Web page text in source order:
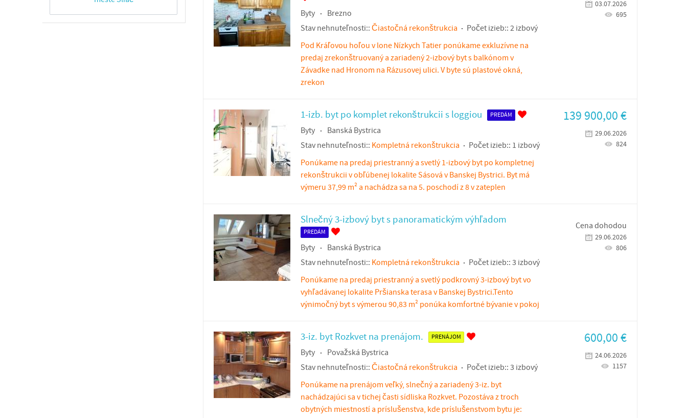
Byty
Brezno
Stav nehnuteľnosti:: Čiastočná rekonštrukcia Počet izieb:: 2 izbový
Pod Kráľovou hoľou v lone Nízkych Tatier ponúkame exkluzívne na
predaj zrekonštruovaný a zariadený 2-izbový byt s balkónom v
Závadke nad Hronom na Rázusovej ulici. V byte sú plastové okná,
zrekon
03.07.2026
695
1-izb. byt po komplet rekonštrukcii s loggiou PREDÁM
Byty
Banská Bystrica
Stav nehnuteľnosti:: Kompletná rekonštrukcia Počet izieb:: 1 izbový
Ponúkame na predaj priestranný a svetlý 1-izbový byt po kompletnej
rekonštrukcii v obľúbenej lokalite Sásová v Banskej Bystrici. Byt má
výmeru 37,99 m² a nachádza sa na 5. poschodí z 8 v zateplen
139 900,00€
29.06.2026
824
Slnečný 3-izbový byt s panoramatickým výhľadom
PREDÁM
Byty
Banská Bystrica
Stav nehnuteľnosti:: Kompletná rekonštrukcia Počet izieb:: 3 izbový
Ponúkame na predaj priestranný a svetlý podkrovný 3-izbový byt vo
vyhľadávanej lokalite Pršianska terasa v Banskej Bystrici.Tento
výnimočný byt s výmerou 90,83 m² ponúka komfortné bývanie v pokoj
Cena dohodou
29.06.2026
806
3-iz. byt Rozkvet na prenájom. PRENÁJOM
Byty
Považská Bystrica
Stav nehnuteľnosti:: Čiastočná rekonštrukcia Počet izieb:: 3 izbový
Ponúkame na prenájom veľký, slnečný a zariadený 3-iz. byt
nachádzajúci sa v tichej časti sídliska Rozkvet. Pozostáva z troch
obytných miestností a príslušenstva, kde príslušenstvom bytu je:
600,00€
24.06.2026
1157